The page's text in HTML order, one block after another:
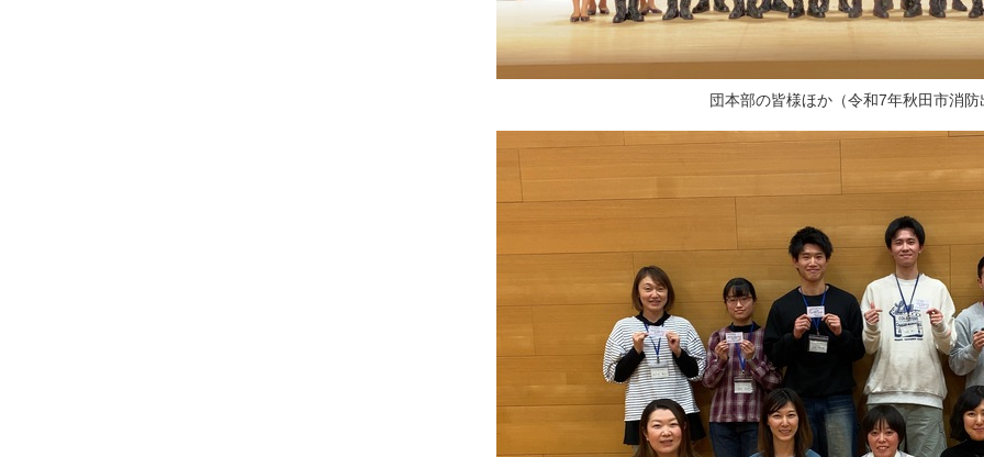
団本部の皆様ほか（令和7年秋田市消防